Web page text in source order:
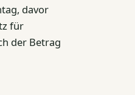
davor
für
der Betrag